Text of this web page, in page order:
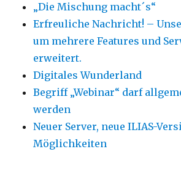
„Die Mischung macht´s“
Erfreuliche Nachricht! –
um mehrere Features und
erweitert.
Digitales Wunderland
Begriff „Webinar“ darf
werden
Neuer Server, neue ILIAS-
Möglichkeiten